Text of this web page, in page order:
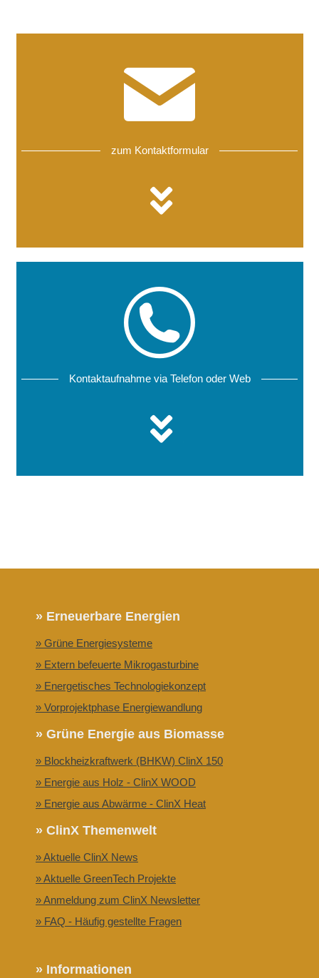
zum Kontaktformular
Kontaktaufnahme via Telefon oder Web
» Erneuerbare Energien
» Grüne Energiesysteme
» Extern befeuerte Mikrogasturbine
» Energetisches Technologiekonzept
» Vorprojektphase Energiewandlung
» Grüne Energie aus Biomasse
» Blockheizkraftwerk (BHKW) ClinX 150
» Energie aus Holz - ClinX WOOD
» Energie aus Abwärme - ClinX Heat
» ClinX Themenwelt
» Aktuelle ClinX News
» Aktuelle GreenTech Projekte
» Anmeldung zum ClinX Newsletter
» FAQ - Häufig gestellte Fragen
» Informationen